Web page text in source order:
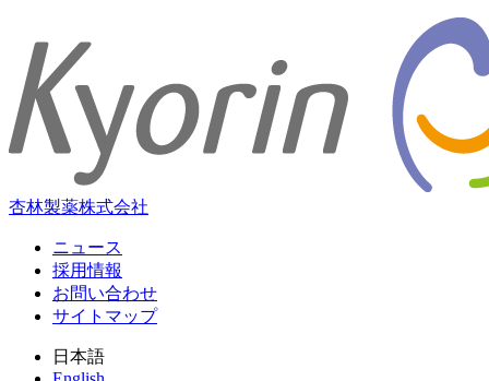
杏林製薬株式会社
ニュース
採用情報
お問い合わせ
サイトマップ
日本語